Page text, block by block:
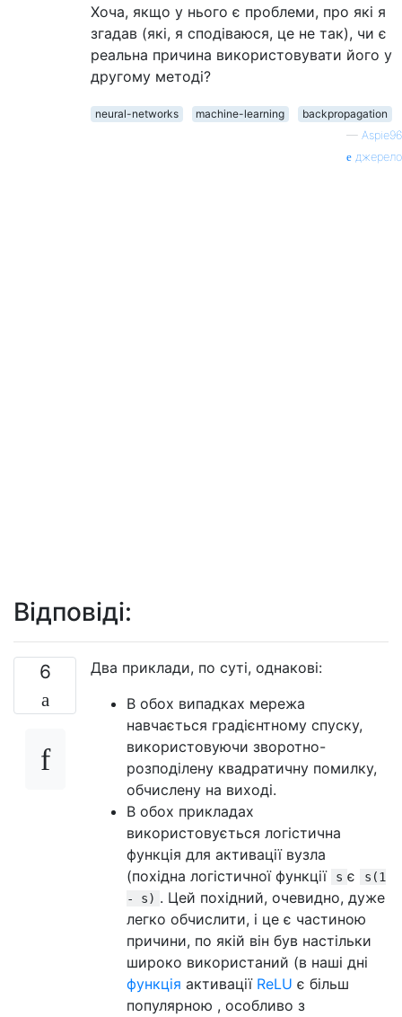
Хоча, якщо у нього є проблеми, про які я
згадав (які, я сподіваюся, це не так), чи є
реальна причина використовувати його у
другому методі?
neural-networks machine-learning
backpropagation
— Aspie96
джерело
Відповіді:
6
Два приклади, по суті, однакові:
В обох випадках мережа
навчається градієнтному спуску,
використовуючи зворотно-
розподілену квадратичну помилку,
обчислену на виході.
В обох прикладах
використовується логістична
функція для активації вузла
(похідна логістичної функції
s є
s(1
- s) . Цей похідний, очевидно, дуже
легко обчислити, і це є частиною
причини, по якій він був настільки
широко використаний (в наші дні
функція активації ReLU є більш
популярною , особливо з